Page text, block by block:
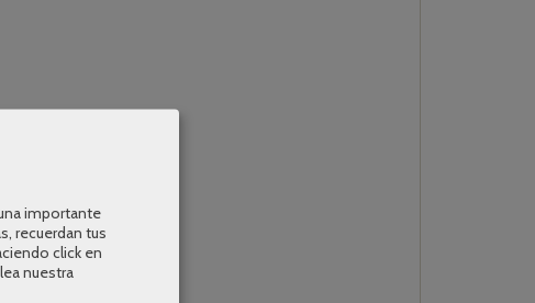
importante
recuerdan tus
click en
nuestra